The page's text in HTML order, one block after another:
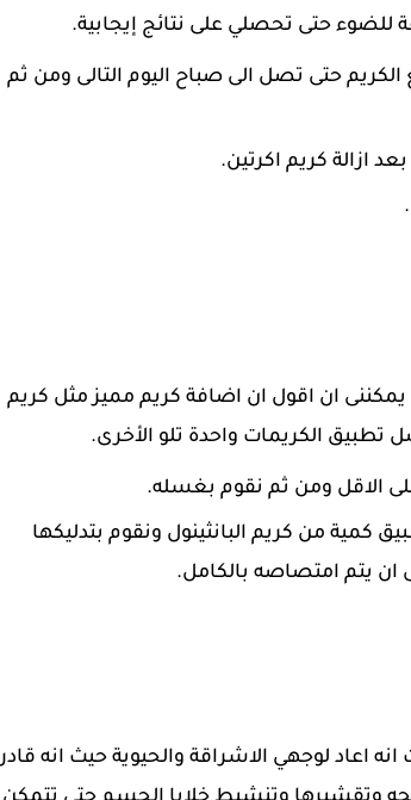
حتى تحصلي على نتائج إيجابية.
حتى تصل الى صباح اليوم التالى ومن ثم
كريم اكرتين.
يمكننى ان اقول ان اضافة كريم مميز مثل كريم
تطبيق الكريمات واحدة تلو الأخرى.
الاقل ومن ثم نقوم بغسله.
من كريم البانثينول ونقوم بتدليكها
ان يتم امتصاصه بالكامل.
اعاد لوجهي الاشراقة والحيوية حيث انه قادر